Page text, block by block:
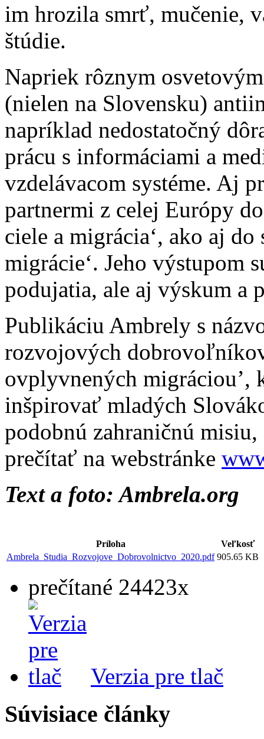
im hrozila smrť, mučenie,
štúdie.
Napriek rôznym
(nielen na Slovensku)
napríklad nedostatočný
prácu s informáciami a
vzdelávacom systéme. Aj
partnermi z celej Európy
ciele a migrácia‘, ako aj
migrácie‘. Jeho výstupom
podujatia, ale aj výskum a
Publikáciu Ambrely s
rozvojových
ovplyvnených migráciou’,
inšpirovať mladých
podobnú zahraničnú
prečítať na webstránke
Text a foto: Ambrela.org
Príloha
Veľkosť
Ambrela_Studia_Rozvojove_Dobrovolnictvo_2020.pdf 905.65 KB
prečítané 24423x
Verzia pre tlač
Súvisiace články